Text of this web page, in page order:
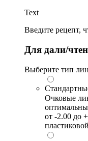
Text
Введите рецепт,
Для дали/
Выберите тип
Очковые
от -2.00 до